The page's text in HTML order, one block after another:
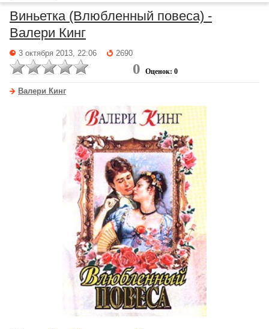
Виньетка (Влюбленный повеса) -
Валери Кинг
3 октября 2013, 22:06 2690
0 Оценок: 0
Валери Кинг